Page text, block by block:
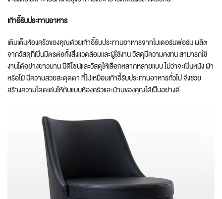
เก้าอี้รับประทานอาหาร
เติมเต็มห้องครัวของคุณด้วยเก้าอี้รับประทานอาหารจากโมเดอร์นฟอร์ม ผลิต
จากวัสดุที่เป็นมิตรต่อทั้งสิ่งแวดล้อมและผู้ใช้งาน วัสดุมีความคงทน สามารถใช้
งานได้อย่างยาวนาน มีดีไซน์และวัสดุให้เลือกหลากหลายแบบ ไม่ว่าจะเป็นหนัง ผ้า
หรือไม้ มีความสวยสะดุดตาที่ไม่เหมือนเก้าอี้รับประทานอาหารทั่วไป จึงช่วย
สร้างความโดดเด่นให้กับแบบห้องครัวและบ้านของคุณได้เป็นอย่างดี